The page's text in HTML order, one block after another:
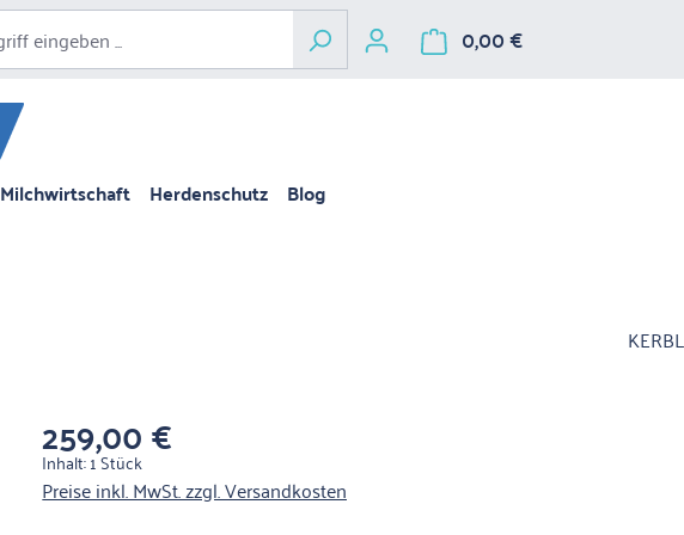
0,00 €Warenkorb
Milchwirtschaft Herdenschutz Blog
KERBL
Regulärer Preis:
259,00 €
Inhalt:1 Stück
Preise inkl. MwSt. zzgl. Versandkosten